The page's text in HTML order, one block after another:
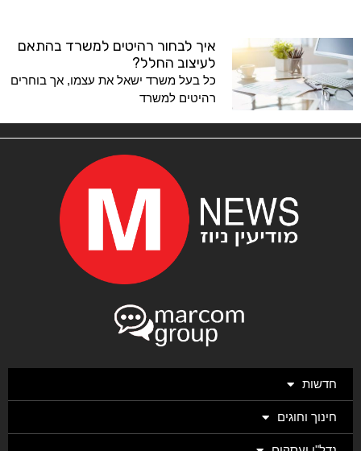
איך לבחור רהיטים למשרד בהתאם
לעיצוב החלל?
כל בעל משרד ישאל את עצמו, אך בוחרים
רהיטים למשרד
חדשות
חינוך וחוגים